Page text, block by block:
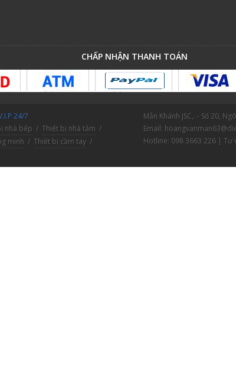
CHẤP NHẬN THANH TOÁN
24/7
nhà bếp / Thiết bị nhà tắm /
minh / Thiết bị cầm tay /
Mẫn Khánh JSC,. - Số 20,
Email:
Hotline: 098 3663 226 | Tư